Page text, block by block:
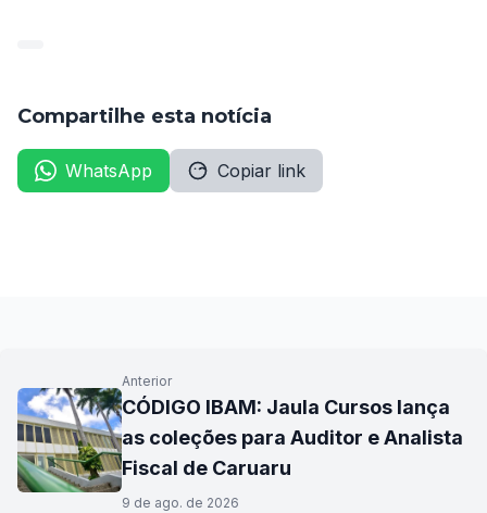
Compartilhe esta notícia
WhatsApp Copiar link
Anterior
CÓDIGO IBAM: Jaula Cursos lança
as coleções para Auditor e Analista
Fiscal de Caruaru
9 de ago. de 2026